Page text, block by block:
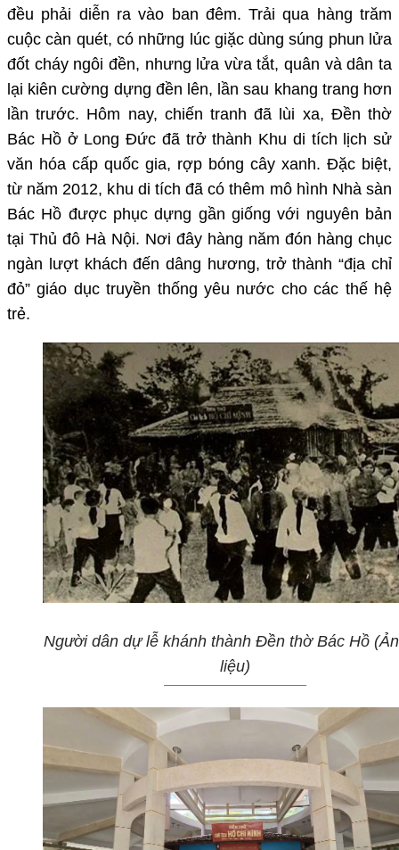
đều phải diễn ra vào ban đêm. Trải qua hàng trăm
cuộc càn quét, có những lúc giặc dùng súng phun lửa
đốt cháy ngôi đền, nhưng lửa vừa tắt, quân và dân ta
lại kiên cường dựng đền lên, lần sau khang trang hơn
lần trước. Hôm nay, chiến tranh đã lùi xa, Đền thờ
Bác Hồ ở Long Đức đã trở thành Khu di tích lịch sử
văn hóa cấp quốc gia, rợp bóng cây xanh. Đặc biệt,
từ năm 2012, khu di tích đã có thêm mô hình Nhà sàn
Bác Hồ được phục dựng gần giống với nguyên bản
tại Thủ đô Hà Nội. Nơi đây hàng năm đón hàng chục
ngàn lượt khách đến dâng hương, trở thành “địa chỉ
đỏ” giáo dục truyền thống yêu nước cho các thế hệ
trẻ.
Người dân dự lễ khánh thành Đền thờ Bác Hồ
liệu)